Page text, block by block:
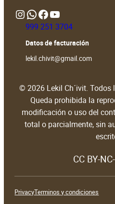
InstagramWhatsApp https://www.facebook.com/people/Lekil-Chivit/61579066376698/?locale=en_GB# https://www.youtube.com/@LekilChivit
999 251 3704
Datos de facturación
lekil.chivit@gmail.com
© 2026 Lekil Ch´ivit. Todos
Queda prohibida la
modificación o uso del
total o parcialmente, sin
CC BY-
PrivacyTerminos y condiciones